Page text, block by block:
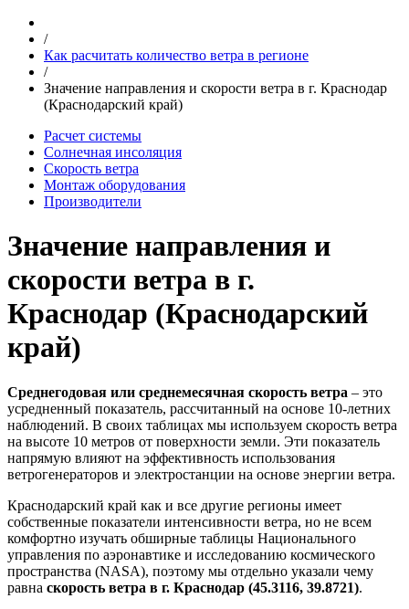
/
Как расчитать количество ветра в регионе
/
Значение направления и скорости ветра в г. Краснодар
(Краснодарский край)
Расчет системы
Солнечная инсоляция
Скорость ветра
Монтаж оборудования
Производители
Значение направления и
скорости ветра в г.
Краснодар (Краснодарский
край)
Среднегодовая или среднемесячная скорость ветра – это
усредненный показатель, рассчитанный на основе 10-летних
наблюдений. В своих таблицах мы используем скорость ветра
на высоте 10 метров от поверхности земли. Эти показатель
напрямую влияют на эффективность использования
ветрогенераторов и электростанции на основе энергии ветра.
Краснодарский край как и все другие регионы имеет
собственные показатели интенсивности ветра, но не всем
комфортно изучать обширные таблицы Национального
управления по аэронавтике и исследованию космического
пространства (NASA), поэтому мы отдельно указали чему
равна скорость ветра в г. Краснодар (45.3116, 39.8721).